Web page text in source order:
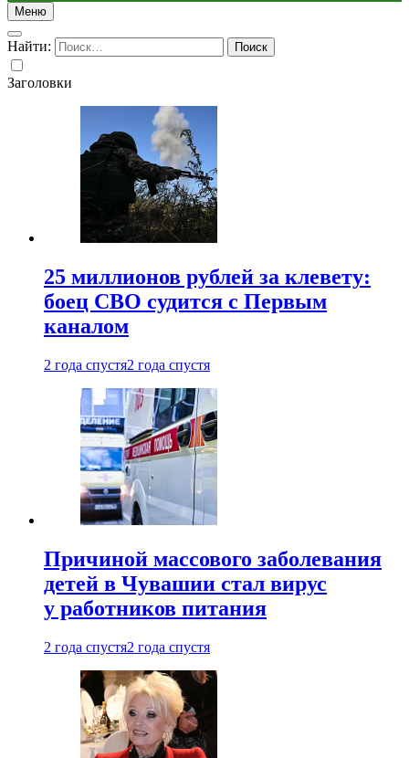
Меню
Найти:
Заголовки
25 миллионов рублей за клевету:
боец СВО судится с Первым
каналом
2 года спустя2 года спустя
Причиной массового заболевания
детей в Чувашии стал вирус
у работников питания
2 года спустя2 года спустя